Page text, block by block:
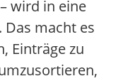
wird in eine
Das macht es
Einträge zu